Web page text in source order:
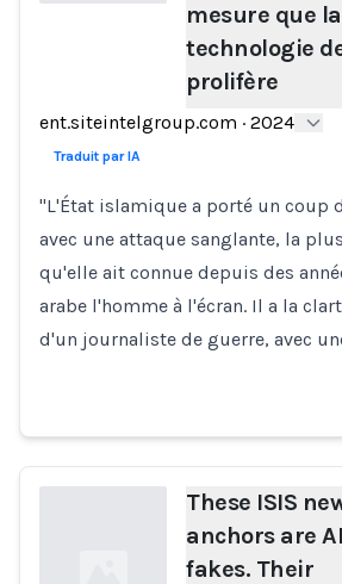
mesure que la
technologie
prolifère
ent.siteintelgroup.com · 2024
Traduit par IA
"L'État islamique a porté un coup
avec une attaque sanglante, la
qu'elle ait connue depuis des
arabe l'homme à l'écran. Il a la
d'un journaliste de guerre, avec
These ISIS
anchors are AI
fakes. Their